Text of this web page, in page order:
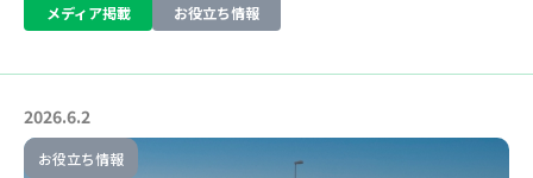
メディア掲載
お役立ち情報
2026.6.2
お役立ち情報